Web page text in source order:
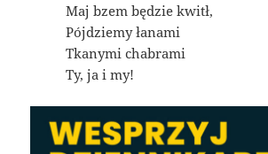
Maj bzem będzie kwitł,
Pójdziemy łanami
Tkanymi chabrami
Ty, ja i my!